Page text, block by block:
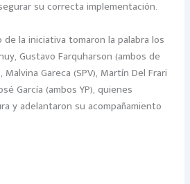
su correcta implementación.
la iniciativa tomaron la palabra los
Gustavo Farquharson (ambos de
Malvina Gareca (SPV), Martín Del Frari
García (ambos YP), quienes
y adelantaron su acompañamiento